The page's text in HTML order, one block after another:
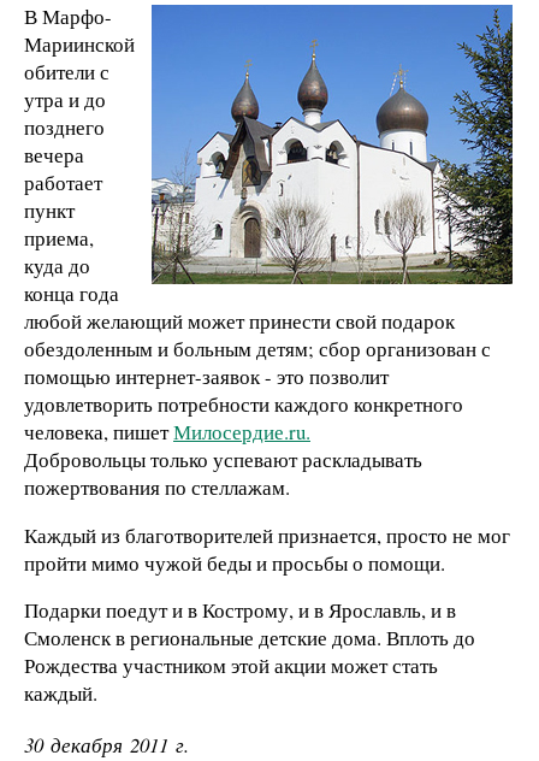
В Марфо-
Мариинской
обители с
утра и до
позднего
вечера
работает
пункт
приема,
куда до
конца года
любой желающий может принести свой подарок
обездоленным и больным детям; сбор организован с
помощью интернет-заявок - это позволит
удовлетворить потребности каждого конкретного
человека, пишетМилосердие.ru.
Добровольцы только успевают раскладывать
пожертвования по стеллажам.
Каждый из благотворителей признается, просто не мог
пройти мимо чужой беды и просьбы о помощи.
Подарки поедут и в Кострому, и в Ярославль, и в
Смоленск в региональные детские дома. Вплоть до
Рождества участником этой акции может стать
каждый.
30 декабря 2011 г.